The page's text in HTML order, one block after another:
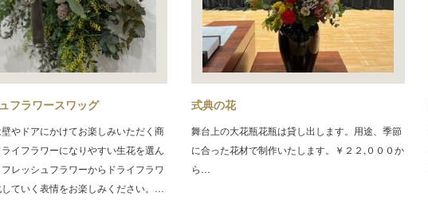
フラワースワッグ
やドアにかけてお楽しみいただく商
イフラワーになりやすい生花を選ん
レッシュフラワーからドライフラワ
ていく表情をお楽しみください。…
式典の花
舞台上の大花瓶花瓶は貸し出します。用途、季節
に合った花材で制作いたします。￥２２,０００か
ら…